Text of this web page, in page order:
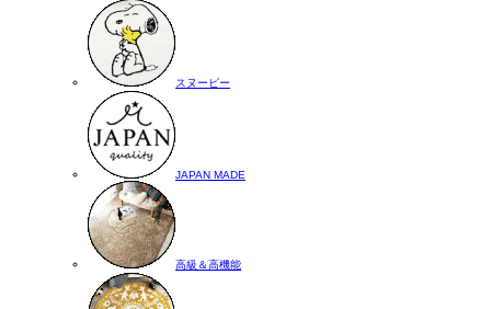
スヌーピー
JAPAN MADE
高級＆高機能